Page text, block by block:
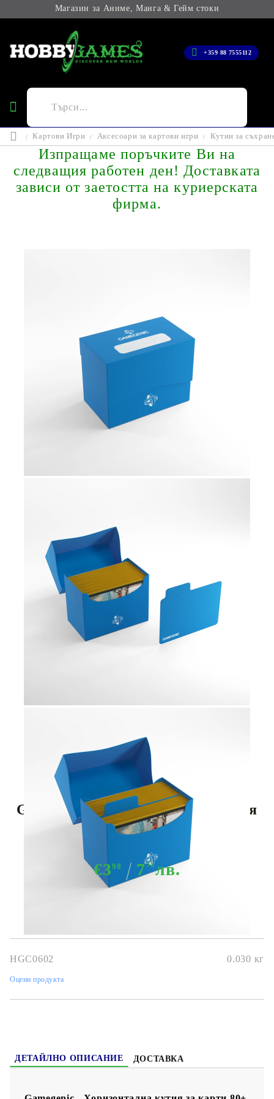
Магазин за Аниме, Манга & Гейм стоки
+359 88 7555112
Картови Игри Аксесоари за картови игри Кутии за
Изпращаме поръчките Ви на
следващия работен ден! Доставката
зависи от заетостта на куриерската
фирма.
Gamegenic - Хоризонтална кутия
за карти 80+ - Синя
€398 778лв.
HGC0602 0.030 кг
Оцени продукта
ДЕТАЙЛНО ОПИСАНИЕ ДОСТАВКА